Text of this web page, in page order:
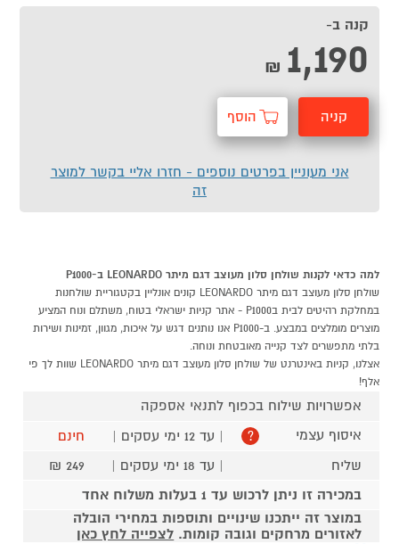
קנה ב-
1,190
₪
קניה הוסף
אני מעוניין בפרטים נוספים - חזרו אליי בקשר למוצר
זה
למה כדאי לקנות שולחן סלון מעוצב דגם מיתר LEONARDO ב-P1000
שולחן סלון מעוצב דגם מיתר LEONARDO קונים אונליין בקטגוריית שולחנות
במחלקת רהיטים לבית בP1000 - אתר קניות ישראלי בטוח, משתלם ונוח המציע
מוצרים מומלצים במבצע. ב-P1000 אנו נותנים דגש על איכות, מגוון, זמינות ושירות
בלתי מתפשרים לצד קנייה מאובטחת ונוחה.
אצלנו, קניות באינטרנט של שולחן סלון מעוצב דגם מיתר LEONARDO שוות לך פי
אלף!
אפשרויות שילוח בכפוף לתנאי אספקה
איסוף עצמי
? | עד 12 ימי עסקים |
חינם
שליח
| עד 18 ימי עסקים |
249 ₪
במכירה זו ניתן לרכוש עד 1 בעלות משלוח אחד
במוצר זה ייתכנו שינויים ותוספות במחירי הובלה
לאזורים מרחקים וגובה קומות. לצפייה לחץ כאן